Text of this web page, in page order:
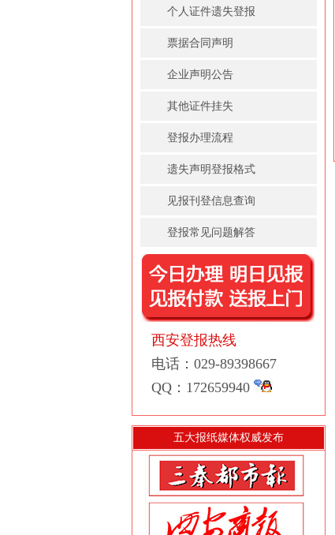
个人证件遗失登报
票据合同声明
企业声明公告
其他证件挂失
登报办理流程
遗失声明登报格式
见报刊登信息查询
登报常见问题解答
西安登报热线
电话：029-89398667
QQ：172659940
五大报纸媒体权威发布